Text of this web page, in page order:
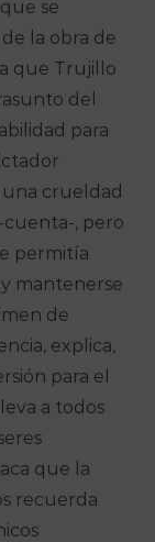
se
la obra de
que Trujillo
del
para
una crueldad
cuenta-, pero
permitía
mantenerse
de
explica,
para el
a todos
que la
recuerda